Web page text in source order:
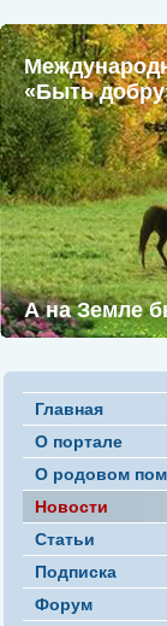
«Быть
А на Земле
Главная
О портале
О родовом
Новости
Статьи
Подписка
Форум